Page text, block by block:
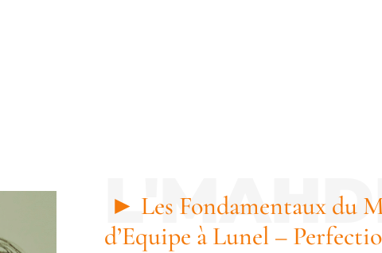
► Les Fondamentaux du
d’Equipe à Lunel –